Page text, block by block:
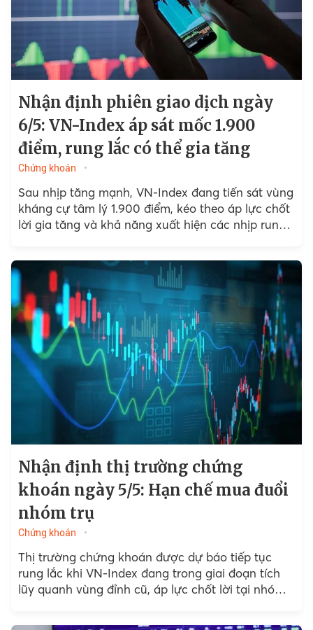
Nhận định phiên giao dịch ngày
6/5: VN-Index áp sát mốc 1.900
điểm, rung lắc có thể gia tăng
Chứng khoán
Sau nhịp tăng mạnh, VN-Index đang tiến sát vùng
kháng cự tâm lý 1.900 điểm, kéo theo áp lực chốt
lời gia tăng và khả năng xuất hiện các nhịp rung
Nhận định thị trường chứng
khoán ngày 5/5: Hạn chế mua đuổi
nhóm trụ
Chứng khoán
Thị trường chứng khoán được dự báo tiếp tục
rung lắc khi VN-Index đang trong giai đoạn tích
lũy quanh vùng đỉnh cũ, áp lực chốt lời tại nhóm